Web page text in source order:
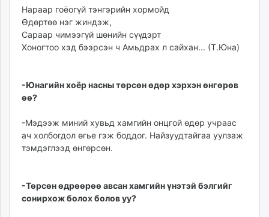
tvmongolia.mn
mass.mn
unegui.mn
assa.mn
tac.mn
paparazzi.mn
Нараар гоёогүй тэнгэрийн хормойд
Өдөртөө нэг жиндэж,
Сараар чимээгүй шөнийн сүүдэрт
Хоногтоо хэд бээрсэн ч Амьдрах л сайхан... (Т.Юна)
-Юнагийн хоёр насны төрсөн өдөр хэрхэн өнгөрөв
өө?
-Мэдээж миний хувьд хамгийн онцгой өдөр учраас
ач холбогдол өгье гэж боддог. Найзуудтайгаа уулзаж
тэмдэглээд өнгөрсөн.
-Төрсөн өдрөөрөө авсан хамгийн үнэтэй бэлгийг
сонирхож болох болов уу?